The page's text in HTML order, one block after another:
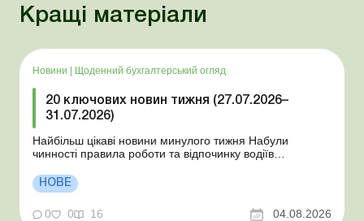
Кращі матеріали
Новини | Щоденний бухгалтерський огляд
20 ключових новин тижня (27.07.2026–
31.07.2026)
Найбільш цікаві новини минулого тижня Набули
чинності правила роботи та відпочинку водіїв
стан Для сільгосппідприємств і ФОП запроваджено нові
одноразові статистичні форми З 2 серпня змінюється
порядок зарахування окремих періодів роботи до стр...
НОВЕ
0 0 16 04.08.2026